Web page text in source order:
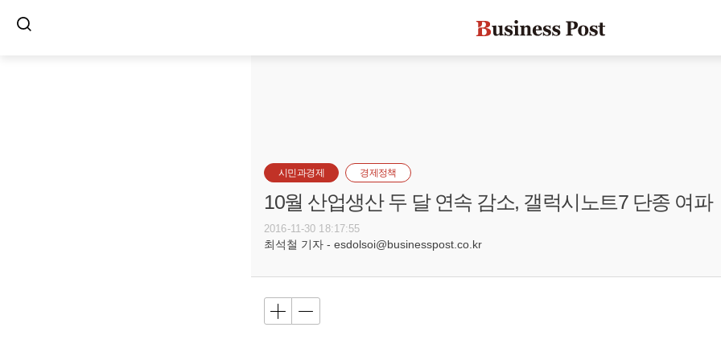
시민과경제 경제정책
10월 산업생산 두 달 연속 감소, 갤럭시노트7 단종 여파
2016-11-30 18:17:55
최석철 기자 - esdolsoi@businesspost.co.kr